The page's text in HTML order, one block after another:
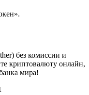
без комиссии и
криптовалюту онлайн,
мира!